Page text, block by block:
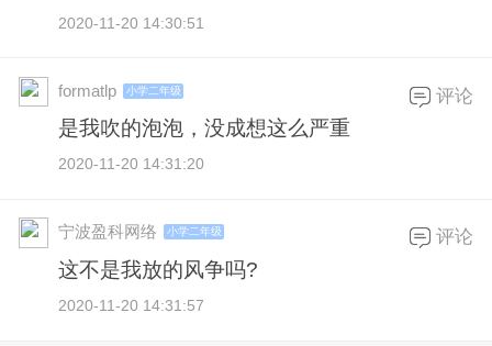
2020-11-20 14:30:51
formatlp 小学二年级
是我吹的泡泡，没成想这么严重
2020-11-20 14:31:20
评论
宁波盈科网络 小学二年级
这不是我放的风争吗?
2020-11-20 14:31:57
评论